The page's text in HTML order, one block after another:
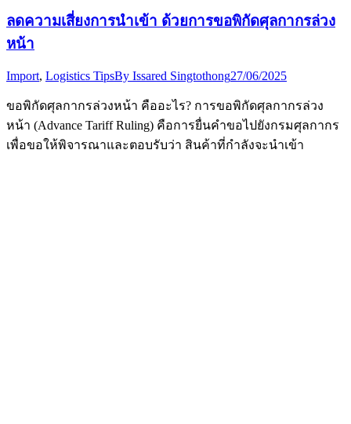
ลดความเสี่ยงการนำเข้า ด้วยการขอพิกัดศุลกากรล่วง
หน้า
Import, Logistics TipsBy Issared Singtothong27/06/2025
ขอพิกัดศุลกากรล่วงหน้า คืออะไร? การขอพิกัดศุลกากรล่วง
หน้า (Advance Tariff Ruling) คือการยื่นคำขอไปยังกรมศุลกากร
เพื่อขอให้พิจารณาและตอบรับว่า สินค้าที่กำลังจะนำเข้า